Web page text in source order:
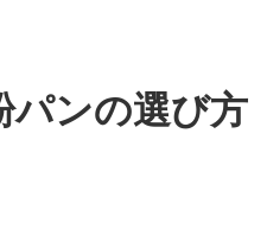
パンの選び方